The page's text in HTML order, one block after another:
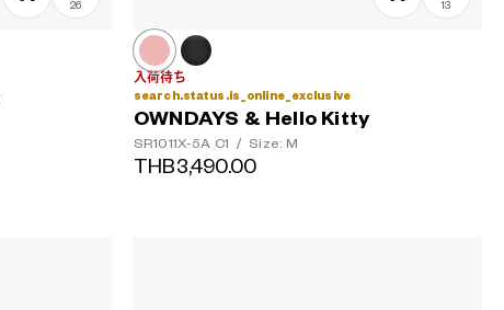
26 13
入荷待ち
search.status.is_online_exclusive
OWNDAYS & Hello Kitty
SR1011X-5A C1 / Size: M
THB3,490.00